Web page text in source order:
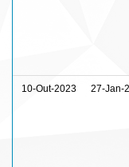
10-Out-2023 27-Jan-